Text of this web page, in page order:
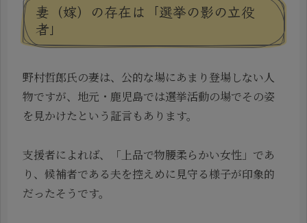
妻（嫁）の存在は「選挙の影の立役
者」
野村哲郎氏の妻は、公的な場にあまり登場しない人
物ですが、地元・鹿児島では選挙活動の場でその姿
を見かけたという証言もあります。
支援者によれば、「上品で物腰柔らかい女性」であ
り、候補者である夫を控えめに見守る様子が印象的
だったそうです。